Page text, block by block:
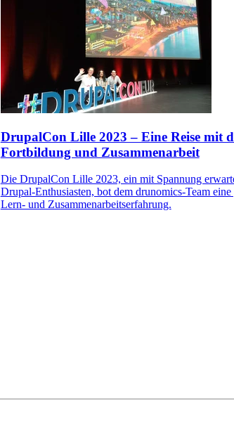
DrupalCon Lille 2023 – Eine Reise mit
Fortbildung und Zusammenarbeit
Die DrupalCon Lille 2023, ein mit Spannung
Drupal-Enthusiasten, bot dem drunomics-Team
Lern- und Zusammenarbeitserfahrung.